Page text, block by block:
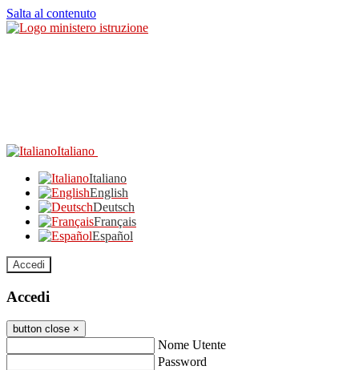
Salta al contenuto
Italiano
Italiano
English
Deutsch
Français
Español
Accedi
Accedi
button close ×
Nome Utente
Password